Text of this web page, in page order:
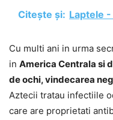
Citește și: Laptele
Cu multi ani in urma
in America Centrala si
de ochi, vindecarea
Aztecii tratau infectiile
care are proprietati